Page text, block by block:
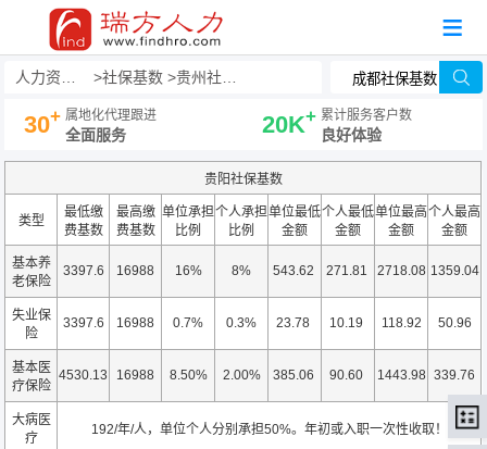
社保基数 贵州社保基数
30+ 属地化代理跟进
全面服务 20K+ 累计服务客户数
良好体验
贵阳社保基数
类型
最低缴
费基数
最高缴
费基数
单位承担
比例
个人承担
比例
单位最低
金额
个人最低
金额
单位最高
金额
个人最高
金额
基本养
老保险
3397.6 16988 16% 8% 543.62 271.81 2718.08 1359.04
失业保
险
3397.6 16988 0.7% 0.3% 23.78 10.19 118.92 50.96
基本医
疗保险
4530.13 16988 8.50% 2.00% 385.06 90.60 1443.98 339.76
大病医
疗
192/年/人，单位个人分别承担50%。年初或入职一次性收取！